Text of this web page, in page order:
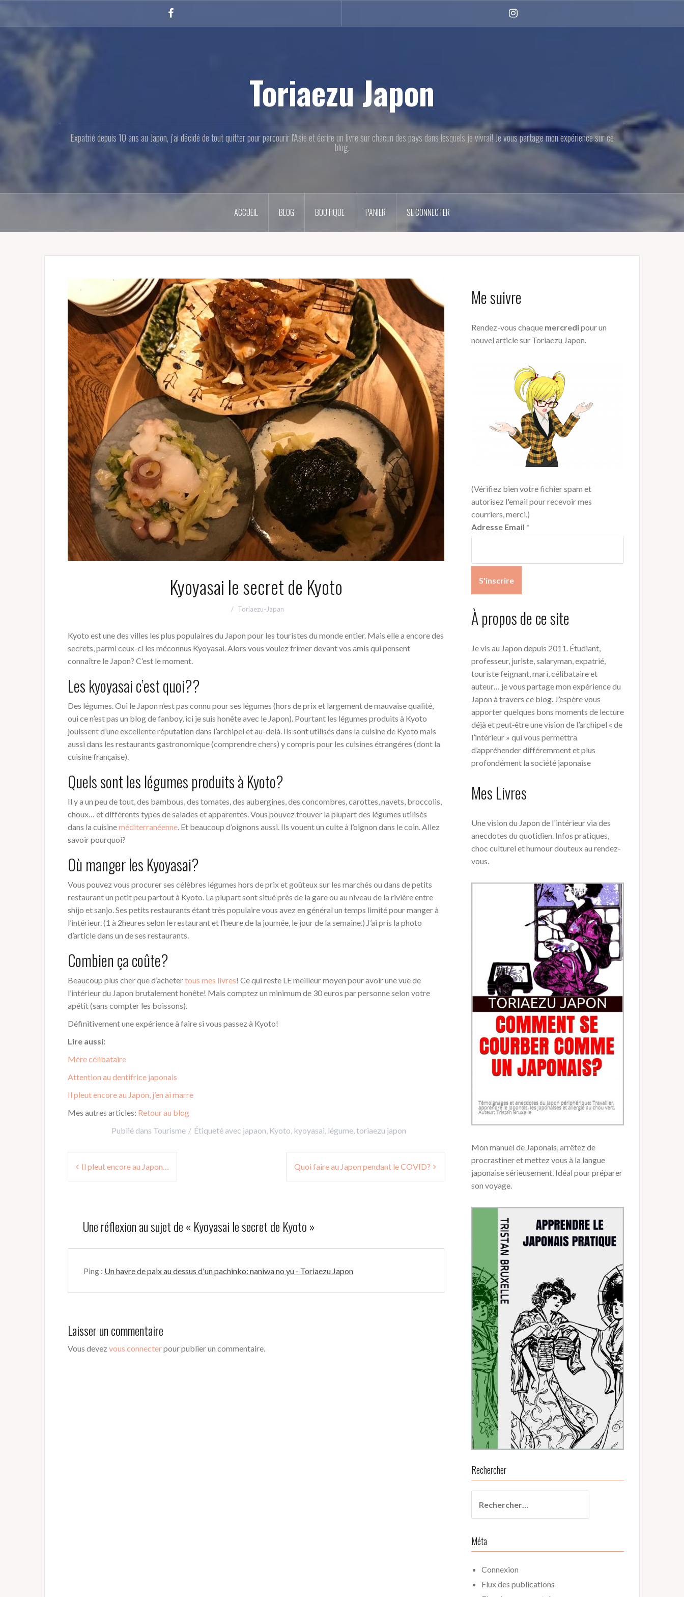
Toriaezu Japon
Expatrié depuis 10 ans au Japon, j'ai décidé de tout quitter pour parcourir l'Asie et écrire un livre sur chacun des pays dans lesquels je vivrai! Je vous partage mon expérience sur ce
blog.
ACCUEIL BLOG BOUTIQUE PANIER SE CONNECTER
Kyoyasai le secret de Kyoto
Toriaezu-Japan
Kyoto est une des villes les plus populaires du Japon pour les touristes du monde entier. Mais elle a encore des
secrets, parmi ceux-ci les méconnus Kyoyasai. Alors vous voulez frimer devant vos amis qui pensent
connaître le Japon? C’est le moment.
Les kyoyasai c’est quoi??
Des légumes. Oui le Japon n’est pas connu pour ses légumes (hors de prix et largement de mauvaise qualité,
oui ce n’est pas un blog de fanboy, ici je suis honête avec le Japon). Pourtant les légumes produits à Kyoto
jouissent d’une excellente réputation dans l’archipel et au-delà. Ils sont utilisés dans la cuisine de Kyoto mais
aussi dans les restaurants gastronomique (comprendre chers) y compris pour les cuisines étrangéres (dont la
cuisine française).
Quels sont les légumes produits à Kyoto?
Il y a un peu de tout, des bambous, des tomates, des aubergines, des concombres, carottes, navets, broccolis,
choux… et différents types de salades et apparentés. Vous pouvez trouver la plupart des légumes utilisés
dans la cuisineméditerranéenne. Et beaucoup d’oignons aussi. Ils vouent un culte à l’oignon dans le coin. Allez
savoir pourquoi?
Où manger les Kyoyasai?
Vous pouvez vous procurer ses célèbres légumes hors de prix et goûteux sur les marchés ou dans de petits
restaurant un petit peu partout à Kyoto. La plupart sont situé près de la gare ou au niveau de la rivière entre
shijo et sanjo. Ses petits restaurants étant très populaire vous avez en général un temps limité pour manger à
l’intérieur. (1 à 2heures selon le restaurant et l’heure de la journée, le jour de la semaine.) J’ai pris la photo
d’article dans un de ses restaurants.
Combien ça coûte?
Beaucoup plus cher que d’achetertous mes livres! Ce qui reste LE meilleur moyen pour avoir une vue de
l’intérieur du Japon brutalement honête! Mais comptez un minimum de 30 euros par personne selon votre
apétit (sans compter les boissons).
Définitivement une expérience à faire si vous passez à Kyoto!
Lire aussi:
Mère célibataire
Attention au dentifrice japonais
Il pleut encore au Japon, j’en ai marre
Mes autres articles: Retour au blog
Publié dans Tourisme Étiqueté avec japaon, Kyoto, kyoyasai, légume,toriaezu japon
Navigation
de Il pleut encore au Japon… Quoi faire au Japon pendant le COVID?
Une réflexion au sujet de « Kyoyasai le secret de Kyoto»
Ping : Un havre de paix au dessus d'un pachinko: naniwa no yu - Toriaezu Japon
Laisser un commentaire
Vous devez vous connecterpour publier un commentaire.
Me suivre
Rendez-vous chaque mercredipour un
nouvel article sur Toriaezu Japon.
(Vérifiez bien votre fichier spam et
autorisez l'email pour recevoir mes
courriers, merci.)
Adresse Email *
À propos de ce site
Je vis au Japon depuis 2011. Étudiant,
professeur, juriste, salaryman, expatrié,
touriste feignant, mari, célibataire et
auteur… je vous partage mon expérience du
Japon à travers ce blog. J’espère vous
apporter quelques bons moments de lecture
déjà et peut‑être une vision de l’archipel « de
l’intérieur » qui vous permettra
d’appréhender différemment et plus
profondément la société japonaise
Mes Livres
Une vision du Japon de l'intérieur via des
anecdotes du quotidien. Infos pratiques,
choc culturel et humour douteux au rendez-
vous.
Mon manuel de Japonais, arrêtez de
procrastiner et mettez vous à la langue
japonaise sérieusement. Idéal pour préparer
son voyage.
Rechercher
Méta
Connexion
Flux des publications